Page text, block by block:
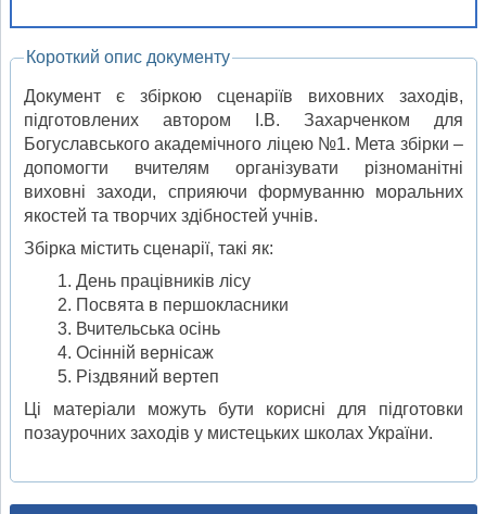
Короткий опис документу
Документ є збіркою сценаріїв виховних заходів,
підготовлених автором І.В. Захарченком для
Богуславського академічного ліцею №1. Мета збірки –
допомогти вчителям організувати різноманітні
виховні заходи, сприяючи формуванню моральних
якостей та творчих здібностей учнів.
Збірка містить сценарії, такі як:
День працівників лісу
Посвята в першокласники
Вчительська осінь
Осінній вернісаж
Різдвяний вертеп
Ці матеріали можуть бути корисні для підготовки
позаурочних заходів у мистецьких школах України.